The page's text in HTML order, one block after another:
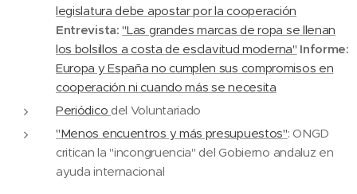
legislatura debe apostar por la cooperación
Entrevista:"Las grandes marcas de ropa se llenan
los bolsillos a costa de esclavitud moderna" Informe:
Europa y España no cumplen sus compromisos en
cooperación ni cuando más se necesita
Periódico del Voluntariado
"Menos encuentros y más presupuestos": ONGD
critican la "incongruencia" del Gobierno andaluz en
ayuda internacional